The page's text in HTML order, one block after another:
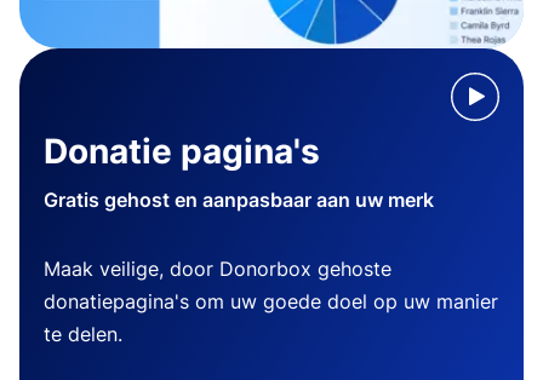
Donatie pagina's
Gratis gehost en aanpasbaar aan uw merk
Maak veilige, door Donorbox gehoste
donatiepagina's om uw goede doel op uw manier
te delen.